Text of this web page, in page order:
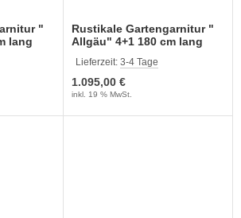
"
lang
Rustikale Gartengarnitur "
Allgäu" 4+1 180 cm lang
Lieferzeit: 3-4 Tage
1.095,00 €
inkl. 19 % MwSt.